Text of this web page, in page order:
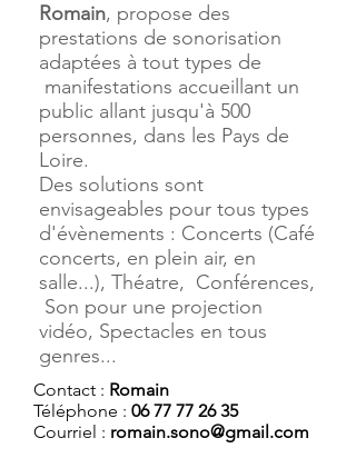
Romain, propose des
prestations de sonorisation
adaptées à tout types de
manifestations accueillant un
public allant jusqu'à 500
personnes, dans les Pays de
Loire.
Des solutions sont
envisageables pour tous types
d'évènements : Concerts (Café
concerts, en plein air, en
salle...), Théatre, Conférences,
Son pour une projection
vidéo, Spectacles en tous
genres...
Contact : Romain
Téléphone : 06 77 77 26 35
Courriel : romain.sono@gmail.com